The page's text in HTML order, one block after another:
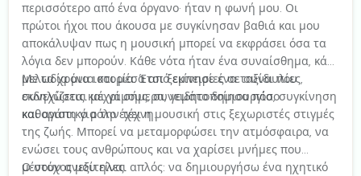
περισσότερο από ένα όργανο· ήταν η φωνή μου. Οι
πρώτοι ήχοι που άκουσα με συγκίνησαν βαθιά και μου
αποκάλυψαν πως η μουσική μπορεί να εκφράσει όσα τα
λόγια δεν μπορούν. Κάθε νότα ήταν ένα συναίσθημα, κάθε
μελωδία μια ιστορία. Έτσι ξεκίνησε ένα ταξίδι που
συνεχίζεται μέχρι σήμερα, γεμάτο δημιουργία, συγκίνηση
και αγάπη για την τέχνη.
Με τα χρόνια και μέσα από εμπειρίες σε συναυλίες,
εκδηλώσεις και γάμους, συνειδητοποίησα πόσο
καθοριστικό ρόλο έχει η μουσική στις ξεχωριστές στιγμές
της ζωής. Μπορεί να μεταμορφώσει την ατμόσφαιρα, να
ενώσει τους ανθρώπους και να χαρίσει μνήμες που
μένουν ανεξίτηλες.
Ο στόχος μου είναι απλός: να δημιουργήσω ένα ηχητικό